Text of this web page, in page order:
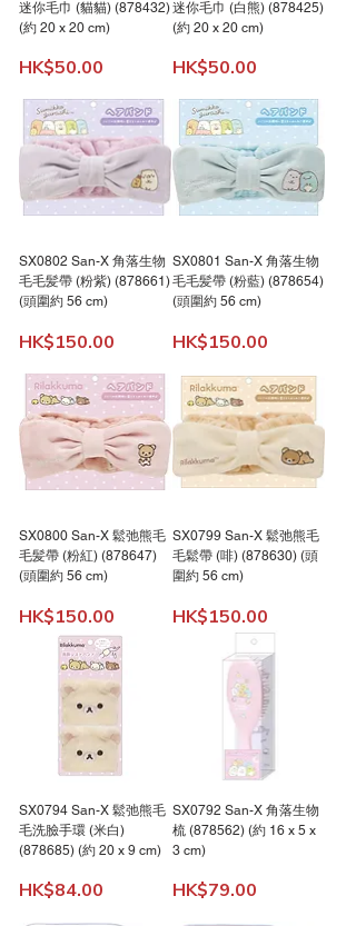
迷你毛巾 (貓貓) (878432)
(約 20 x 20 cm)
價格
HK$50.00
迷你毛巾 (白熊) (878425)
(約 20 x 20 cm)
價格
HK$50.00
SX0802 San-X 角落生物
毛毛髪帶 (粉紫) (878661)
(頭圍約 56 cm)
價格
HK$150.00
SX0801 San-X 角落生物
毛毛髪帶 (粉藍) (878654)
(頭圍約 56 cm)
價格
HK$150.00
SX0800 San-X 鬆弛熊毛
毛髪帶 (粉紅) (878647)
(頭圍約 56 cm)
價格
HK$150.00
SX0799 San-X 鬆弛熊毛
毛鬆帶 (啡) (878630) (頭
圍約 56 cm)
價格
HK$150.00
SX0794 San-X 鬆弛熊毛
毛洗臉手環 (米白)
(878685) (約 20 x 9 cm)
價格
HK$84.00
SX0792 San-X 角落生物
梳 (878562) (約 16 x 5 x
3 cm)
價格
HK$79.00